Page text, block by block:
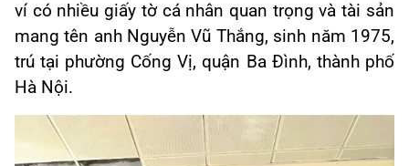
ví có nhiều giấy tờ cá nhân quan trọng và tài sản
mang tên anh Nguyễn Vũ Thắng, sinh năm 1975,
trú tại phường Cống Vị, quận Ba Đình, thành phố
Hà Nội.